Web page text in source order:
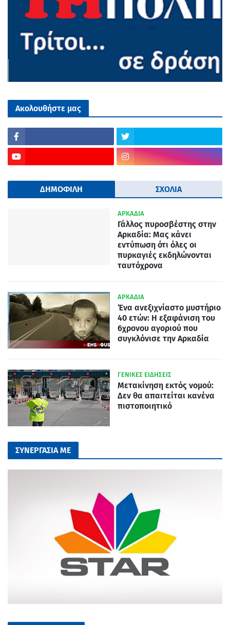
Ακολουθήστε μας
ΔΗΜΟΦΙΛΗ ΣΧΟΛΙΑ
ΑΡΚΑΔΙΑ
Γάλλος πυροσβέστης στην
Αρκαδία: Μας κάνει
εντύπωση ότι όλες οι
πυρκαγιές εκδηλώνονται
ταυτόχρονα
ΑΡΚΑΔΙΑ
Ένα ανεξιχνίαστο μυστήριο
40 ετών: Η εξαφάνιση του
6χρονου αγοριού που
συγκλόνισε την Αρκαδία
ΓΕΝΙΚΕΣ ΕΙΔΗΣΕΙΣ
Μετακίνηση εκτός νομού:
Δεν θα απαιτείται κανένα
πιστοποιητικό
ΣΥΝΕΡΓΑΣΙΑ ΜΕ